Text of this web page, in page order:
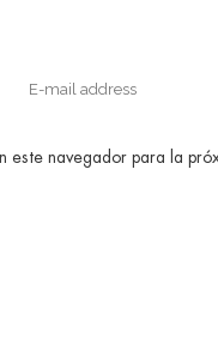
navegador para la